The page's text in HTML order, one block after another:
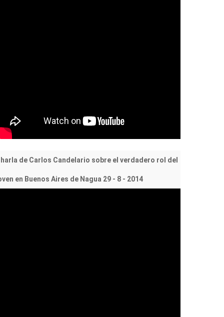
de Carlos Candelario sobre el verdadero rol del
en Buenos Aires de Nagua 29 - 8 - 2014